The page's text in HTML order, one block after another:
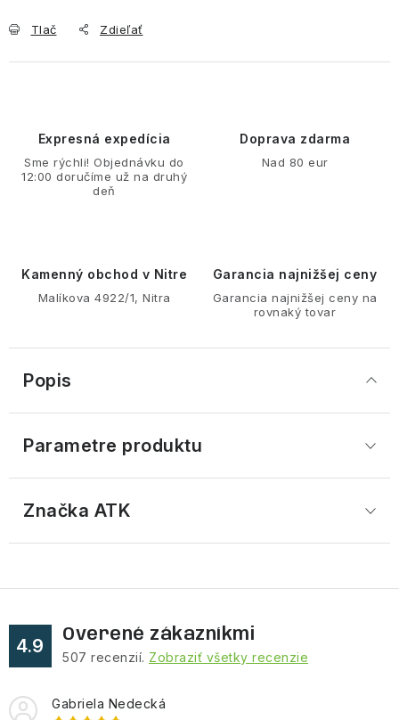
Tlač Zdieľať
Expresná expedícia
Sme rýchli! Objednávku do
12:00 doručíme už na druhý
deň
Doprava zdarma
Nad 80 eur
Kamenný obchod v Nitre
Malíkova 4922/1, Nitra
Garancia najnižšej ceny
Garancia najnižšej ceny na
rovnaký tovar
Popis
Parametre produktu
Značka ATK
4.9
Overené zákazníkmi
507 recenzií. Zobraziť všetky recenzie
Gabriela Nedecká